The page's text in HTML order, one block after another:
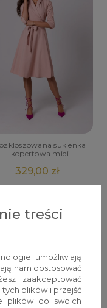
sukienka
kopertowa midi
329,00 zł
treści
umożliwiają
nam dostosować
zaakceptować
tych plików i przejść
plików do swoich